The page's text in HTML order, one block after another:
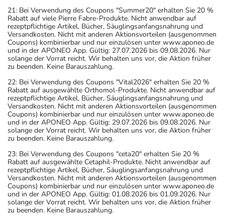
21: Bei Verwendung des Coupons "Summer20" erhalten Sie 20 %
Rabatt auf viele Pierre Fabre-Produkte. Nicht anwendbar auf
rezeptpflichtige Artikel, Bücher, Säuglingsanfangsnahrung und
Versandkosten. Nicht mit anderen Aktionsvorteilen (ausgenommen
Coupons) kombinierbar und nur einzulösen unter www.aponeo.de
und in der APONEO App. Gültig: 27.07.2026 bis 09.08.2026. Nur
solange der Vorrat reicht. Wir behalten uns vor, die Aktion früher
zu beenden. Keine Barauszahlung.
22: Bei Verwendung des Coupons "Vital2026" erhalten Sie 20 %
Rabatt auf ausgewählte Orthomol-Produkte. Nicht anwendbar auf
rezeptpflichtige Artikel, Bücher, Säuglingsanfangsnahrung und
Versandkosten. Nicht mit anderen Aktionsvorteilen (ausgenommen
Coupons) kombinierbar und nur einzulösen unter www.aponeo.de
und in der APONEO App. Gültig: 29.07.2026 bis 09.08.2026. Nur
solange der Vorrat reicht. Wir behalten uns vor, die Aktion früher
zu beenden. Keine Barauszahlung.
23: Bei Verwendung des Coupons "ceta20" erhalten Sie 20 %
Rabatt auf ausgewählte Cetaphil-Produkte. Nicht anwendbar auf
rezeptpflichtige Artikel, Bücher, Säuglingsanfangsnahrung und
Versandkosten. Nicht mit anderen Aktionsvorteilen (ausgenommen
Coupons) kombinierbar und nur einzulösen unter www.aponeo.de
und in der APONEO App. Gültig: 01.08.2026 bis 01.09.2026. Nur
solange der Vorrat reicht. Wir behalten uns vor, die Aktion früher
zu beenden. Keine Barauszahlung.